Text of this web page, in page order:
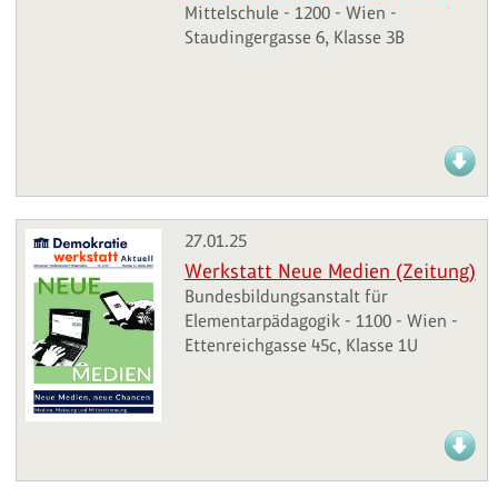
Mittelschule - 1200 - Wien -
Staudingergasse 6, Klasse 3B
27.01.25
Werkstatt Neue Medien (Zeitung)
Bundesbildungsanstalt für
Elementarpädagogik - 1100 - Wien -
Ettenreichgasse 45c, Klasse 1U